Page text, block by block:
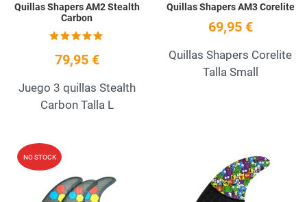
Quillas Shapers AM2 Stealth
Carbon
79,95 €
Juego 3 quillas Stealth
Carbon Talla L
Quillas Shapers AM3 Corelite
69,95 €
Quillas Shapers Corelite
Talla Small
NO STOCK